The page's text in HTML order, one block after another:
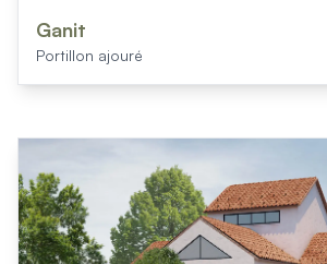
Ganit
Portillon ajouré